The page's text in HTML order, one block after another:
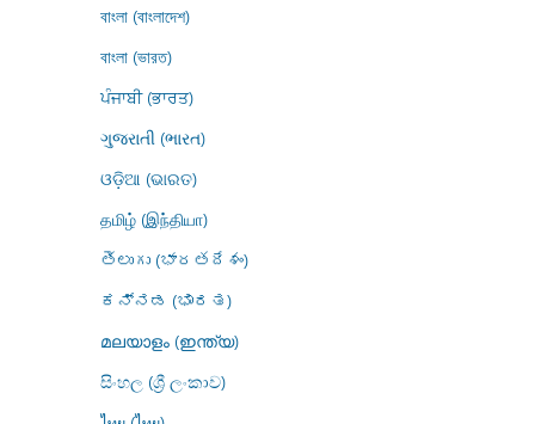
বাংলা (বাংলাদেশ)
বাংলা (ভারত)
ਪੰਜਾਬੀ (ਭਾਰਤ)
ગુજરાતી (ભારત)
ଓଡ଼ିଆ (ଭାରତ)
தமிழ் (இந்தியா)
తెలుగు (భారతదేశం)
ಕನ್ನಡ (ಭಾರತ)
മലയാളം (ഇന്ത്യ)
සිංහල (ශ්‍රී ලංකාව)